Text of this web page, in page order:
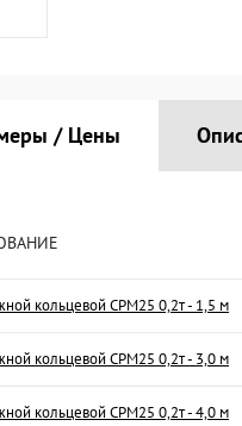
/ Цены
кольцевой СРМ25 0,2т - 1,5 м
кольцевой СРМ25 0,2т - 3,0 м
кольцевой СРМ25 0,2т - 4,0 м